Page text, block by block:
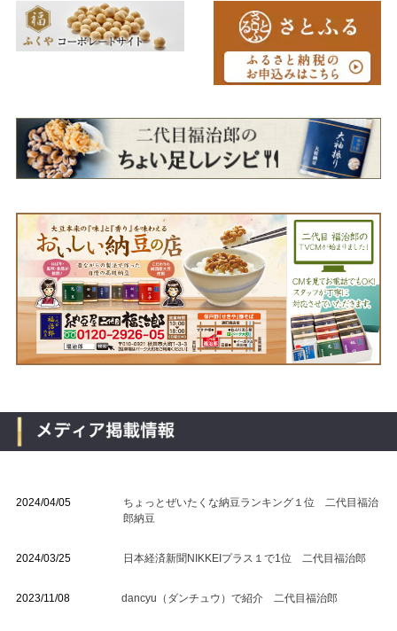
2024/04/05
ちょっとぜいたくな納豆ランキング１位 二代目福治
郎納豆
2024/03/25 日本経済新聞NIKKEIプラス１で1位 二代目福治郎
2023/11/08 dancyu（ダンチュウ）で紹介 二代目福治郎